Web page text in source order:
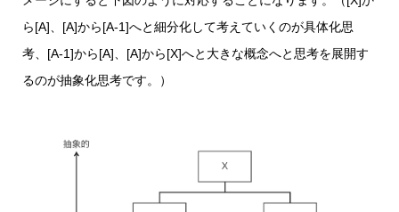
ら[A]、[A]から[A-1]へと細分化して考えていくのが具体化思
考、[A-1]から[A]、[A]から[X]へと大きな概念へと思考を展開す
るのが抽象化思考です。）